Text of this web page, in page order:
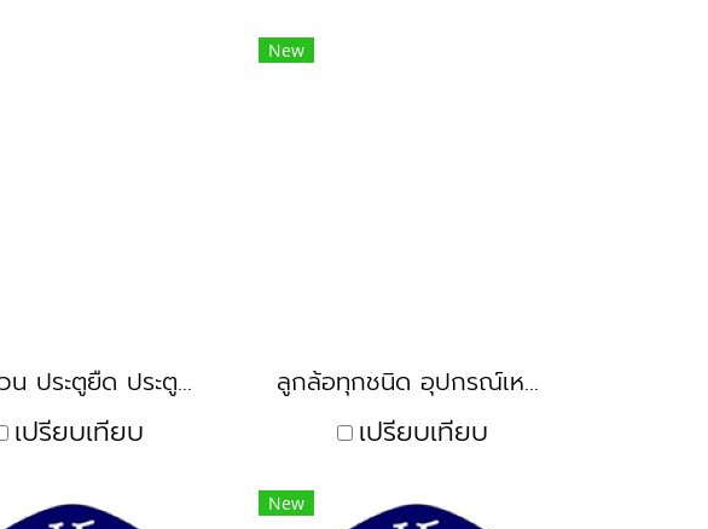
ประตูม้วน ประตูยืด ประตูลิฟท์
เปรียบเทียบ
New
ลูกล้อทุกชนิด อุปกรณ์เหล็กดัด อุปกรณ์ประตูเหล็ก
เปรียบเทียบ
New